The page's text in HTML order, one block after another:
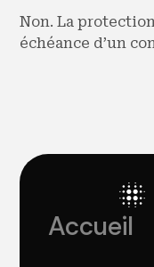
Non. La
échéance d’un
Accueil